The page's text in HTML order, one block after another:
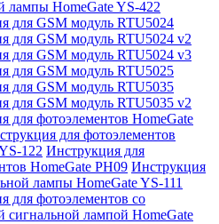
лампы HomeGate YS-422
для GSM модуль RTU5024
для GSM модуль RTU5024 v2
для GSM модуль RTU5024 v3
для GSM модуль RTU5025
для GSM модуль RTU5035
для GSM модуль RTU5035 v2
для фотоэлементов HomeGate
для фотоэлементов
122 Инструкция для
HomeGate PH09 Инструкция
лампы HomeGate YS-111
для фотоэлементов со
сигнальной лампой HomeGate